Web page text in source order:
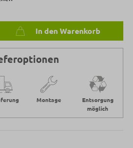
Gib den gewünschten
In den Warenkorb
Montage
Entsorgung
möglich